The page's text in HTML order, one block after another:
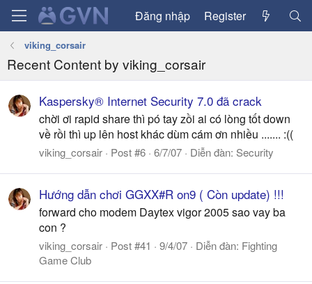
Đăng nhập Register
viking_corsair
Recent Content by viking_corsair
Kaspersky® Internet Security 7.0 đã crack
chời ơi rapid share thì pó tay zồi ai có lòng tốt down
về rồi thì up lên host khác dùm cám ơn nhiều ....... :((
viking_corsair Post #6 6/7/07 Diễn đàn: Security
Hướng dẫn chơi GGXX#R on9 ( Còn update) !!!
forward cho modem Daytex vigor 2005 sao vay ba
con ?
viking_corsair Post #41 9/4/07 Diễn đàn: Fighting
Game Club